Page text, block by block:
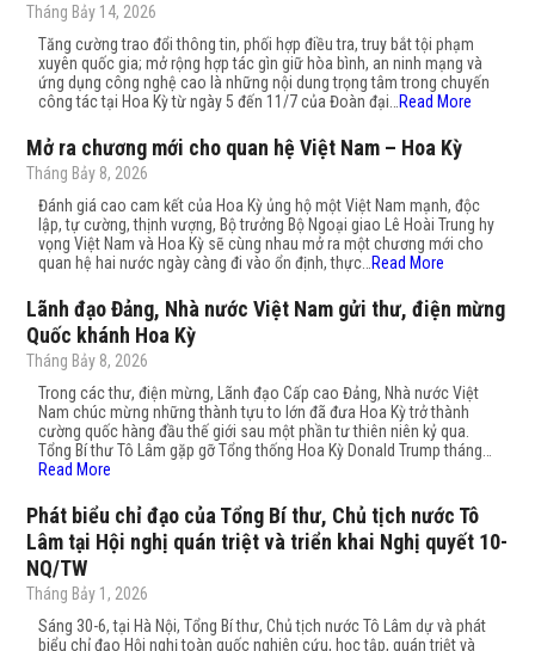
Tháng Bảy 14, 2026
Tăng cường trao đổi thông tin, phối hợp điều tra, truy bắt tội phạm
xuyên quốc gia; mở rộng hợp tác gìn giữ hòa bình, an ninh mạng và
ứng dụng công nghệ cao là những nội dung trọng tâm trong chuyến
công tác tại Hoa Kỳ từ ngày 5 đến 11/7 của Đoàn đại… Read More
Mở ra chương mới cho quan hệ Việt Nam – Hoa Kỳ
Tháng Bảy 8, 2026
Đánh giá cao cam kết của Hoa Kỳ ủng hộ một Việt Nam mạnh, độc
lập, tự cường, thịnh vượng, Bộ trưởng Bộ Ngoại giao Lê Hoài Trung hy
vọng Việt Nam và Hoa Kỳ sẽ cùng nhau mở ra một chương mới cho
quan hệ hai nước ngày càng đi vào ổn định, thực… Read More
Lãnh đạo Đảng, Nhà nước Việt Nam gửi thư, điện mừng
Quốc khánh Hoa Kỳ
Tháng Bảy 8, 2026
Trong các thư, điện mừng, Lãnh đạo Cấp cao Đảng, Nhà nước Việt
Nam chúc mừng những thành tựu to lớn đã đưa Hoa Kỳ trở thành
cường quốc hàng đầu thế giới sau một phần tư thiên niên kỷ qua.
Tổng Bí thư Tô Lâm gặp gỡ Tổng thống Hoa Kỳ Donald Trump tháng…
Read More
Phát biểu chỉ đạo của Tổng Bí thư, Chủ tịch nước Tô
Lâm tại Hội nghị quán triệt và triển khai Nghị quyết 10-
NQ/TW
Tháng Bảy 1, 2026
Sáng 30-6, tại Hà Nội, Tổng Bí thư, Chủ tịch nước Tô Lâm dự và phát
biểu chỉ đạo Hội nghị toàn quốc nghiên cứu, học tập, quán triệt và